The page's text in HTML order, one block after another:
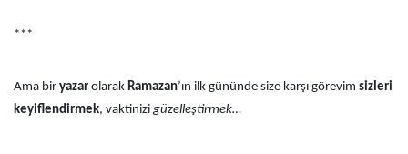
***
Ama bir yazar olarak Ramazan’ın ilk gününde size karşı görevim sizleri
keyiflendirmek, vaktinizi güzelleştirmek…